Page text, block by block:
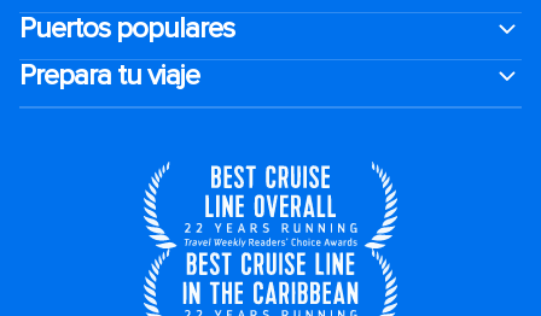
Puertos populares
Prepara tu viaje